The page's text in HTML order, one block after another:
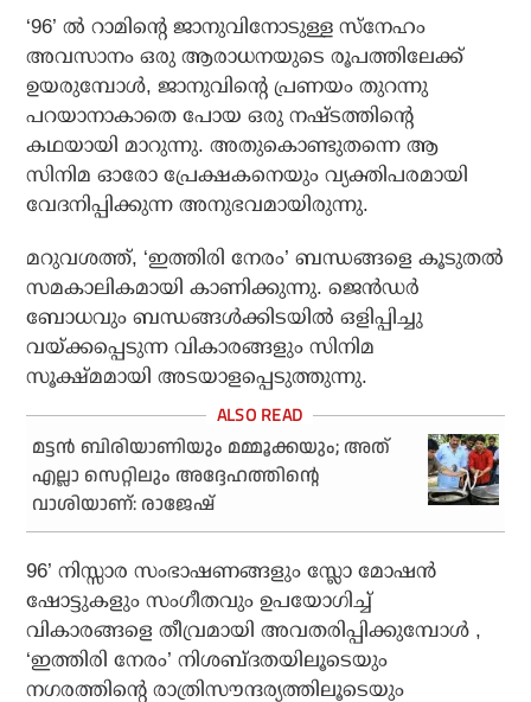
‘96’ ൽ റാമിന്റെ ജാനുവിനോടുള്ള സ്‌നേഹം
അവസാനം ഒരു ആരാധനയുടെ രൂപത്തിലേക്ക്
ഉയരുമ്പോൾ, ജാനുവിന്റെ പ്രണയം തുറന്നു
പറയാനാകാതെ പോയ ഒരു നഷ്ടത്തിന്റെ
കഥയായി മാറുന്നു. അതുകൊണ്ടുതന്നെ ആ
സിനിമ ഓരോ പ്രേക്ഷകനെയും വ്യക്തിപരമായി
വേദനിപ്പിക്കുന്ന അനുഭവമായിരുന്നു.
മറുവശത്ത്, ‘ഇത്തിരി നേരം’ ബന്ധങ്ങളെ കൂടുതൽ
സമകാലികമായി കാണിക്കുന്നു. ജെൻഡർ
ബോധവും ബന്ധങ്ങൾക്കിടയിൽ ഒളിപ്പിച്ചു
വയ്ക്കപ്പെടുന്ന വികാരങ്ങളും സിനിമ
സൂക്ഷ്മമായി അടയാളപ്പെടുത്തുന്നു.
മട്ടന്‍ ബിരിയാണിയും മമ്മൂക്കയും; അത്
എല്ലാ സെറ്റിലും അദ്ദേഹത്തിന്റെ
വാശിയാണ്: രാജേഷ്
96’ നിസ്സാര സംഭാഷണങ്ങളും സ്ലോ മോഷൻ
ഷോട്ടുകളും സംഗീതവും ഉപയോഗിച്ച്
വികാരങ്ങളെ തീവ്രമായി അവതരിപ്പിക്കുമ്പോൾ ,
‘ഇത്തിരി നേരം’ നിശബ്ദതയിലൂടെയും
നഗരത്തിന്റെ രാത്രിസൗന്ദര്യത്തിലൂടെയും